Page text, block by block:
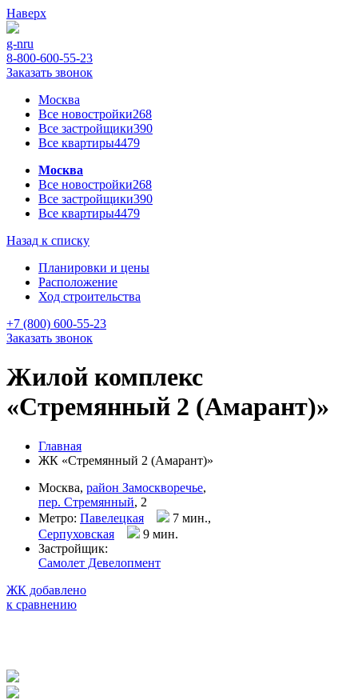
Наверх
g-nru
8-800-600-55-23
Заказать звонок
Москва
Все новостройки268
Все застройщики390
Все квартиры4479
Москва
Все новостройки268
Все застройщики390
Все квартиры4479
Назад к списку
Планировки и цены
Расположение
Ход строительства
+7 (800) 600-55-23
Заказать звонок
Жилой комплекс
«Стремянный 2 (Амарант)»
Главная
ЖК «Стремянный 2 (Амарант)»
Москва, район Замоскворечье,
пер. Стремянный, 2
Метро: Павелецкая
7 мин.,
Серпуховская
9 мин.
Застройщик:
Самолет Девелопмент
ЖК добавлено
к сравнению